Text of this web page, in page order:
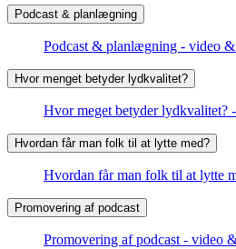
Podcast & planlægning
Podcast & planlægning - video
Hvor menget betyder lydkvalitet?
Hvor meget betyder lydkvalitet?
Hvordan får man folk til at lytte med?
Hvordan får man folk til at lytte
Promovering af podcast
Promovering af podcast - video